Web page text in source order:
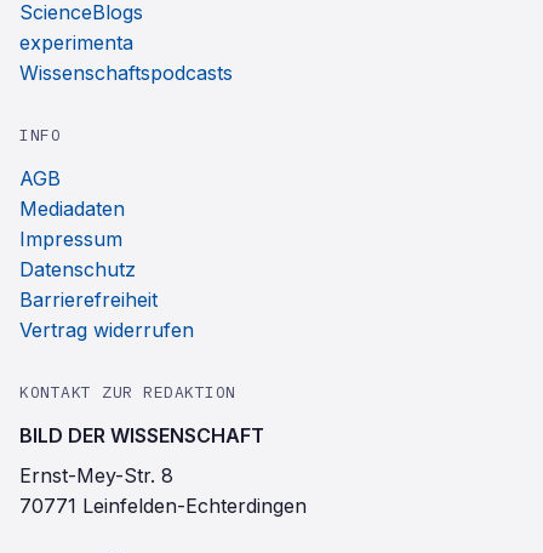
ScienceBlogs
experimenta
Wissenschaftspodcasts
INFO
AGB
Mediadaten
Impressum
Datenschutz
Barrierefreiheit
Vertrag widerrufen
KONTAKT ZUR REDAKTION
BILD DER WISSENSCHAFT
Ernst-Mey-Str. 8
70771 Leinfelden-Echterdingen